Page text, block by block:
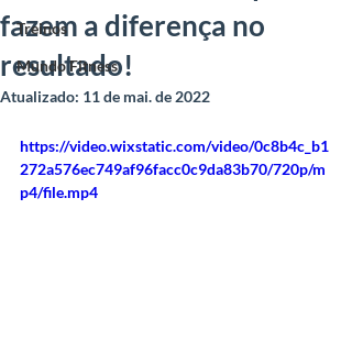
Treinos
Mundo Fitness
fazem a diferença no
resultado!
Atualizado: 11 de mai. de 2022
https://video.wixstatic.com/video/0c8b4c_b1
272a576ec749af96facc0c9da83b70/720p/m
p4/file.mp4